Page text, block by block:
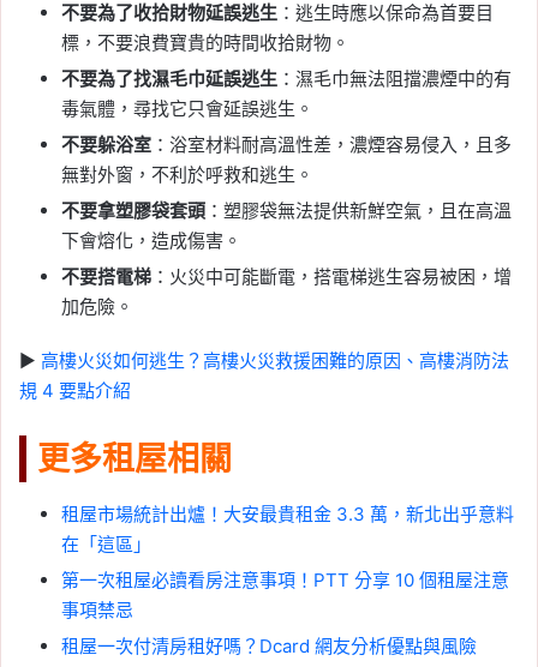
不要為了收拾財物延誤逃生 ：逃生時應以保命為首要目
標，不要浪費寶貴的時間收拾財物。
不要為了找濕毛巾延誤逃生 ：濕毛巾無法阻擋濃煙中的有
毒氣體，尋找它只會延誤逃生。
不要躲浴室 ：浴室材料耐高溫性差，濃煙容易侵入，且多
無對外窗，不利於呼救和逃生。
不要拿塑膠袋套頭 ：塑膠袋無法提供新鮮空氣，且在高溫
下會熔化，造成傷害。
不要搭電梯 ：火災中可能斷電，搭電梯逃生容易被困，增
加危險。
▶︎ 高樓火災如何逃生？高樓火災救援困難的原因、高樓消防法
規 4 要點介紹
更多租屋相關
租屋市場統計出爐！大安最貴租金 3.3 萬，新北出乎意料
在「這區」
第一次租屋必讀看房注意事項！PTT 分享 10 個租屋注意
事項禁忌
租屋一次付清房租好嗎？Dcard 網友分析優點與風險